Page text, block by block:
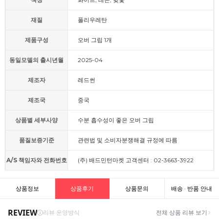
재질 폴리우레탄
제품구성 오버 그립 1개
동일모델의 출시년월 2025-04
제조자 레드썬
제조국 중국
상품별 세부사양 수분 흡수성이 좋은 오버 그립
품질보증기준 관련법 및 소비자분쟁해결 규정에 따름
A/S 책임자와 전화번호 (주) 배드민턴마켓 고객센터 : 02-3663-3922
상품정보 상품후기 상품문의 배송 · 반품 안내